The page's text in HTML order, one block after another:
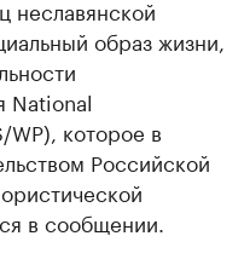
неславянской
образ жизни,
National
которое в
Российской
в сообщении.